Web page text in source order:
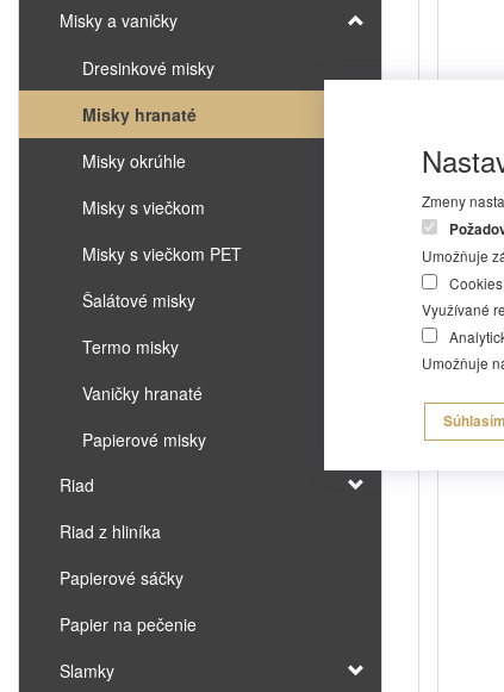
Misky a vaničky
Dresinkové misky
Misky hranaté
Misky okrúhle
Misky s viečkom
Misky s viečkom PET
Šalátové misky
Termo misky
Vaničky hranaté
Papierové misky
Riad
Riad z hliníka
Papierové sáčky
Papier na pečenie
Slamky
Zmeny
Umožňuje
Využívané
Umožňuje